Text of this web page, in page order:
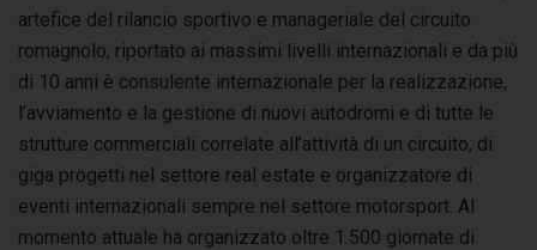
artefice del rilancio sportivo e manageriale del circuito
romagnolo, riportato ai massimi livelli internazionali e da più
di 10 anni è consulente internazionale per la realizzazione,
l’avviamento e la gestione di nuovi autodromi e di tutte le
strutture commerciali correlate all’attività di un circuito, di
giga progetti nel settore real estate e organizzatore di
eventi internazionali sempre nel settore motorsport. Al
momento attuale ha organizzato oltre 1.500 giornate di